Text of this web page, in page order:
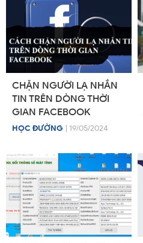
CHẶN NGƯỜI LẠ NHẮN
TIN TRÊN DÒNG THỜI
GIAN FACEBOOK
HỌC ĐƯỜNG | 19/05/2024